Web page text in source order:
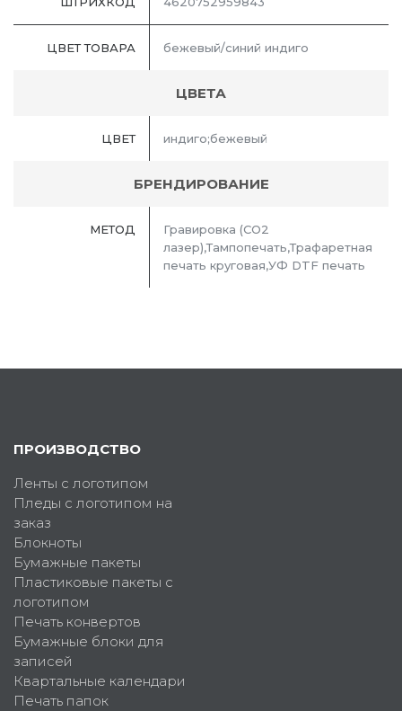
ЦВЕТ ТОВАРА бежевый/синий индиго
ЦВЕТА
ЦВЕТ индиго;бежевый
БРЕНДИРОВАНИЕ
МЕТОД
Гравировка (CO2
лазер),Тампопечать,Трафаретная
печать круговая,УФ DTF печать
ПРОИЗВОДСТВО
Ленты с логотипом
Пледы с логотипом на
заказ
Блокноты
Бумажные пакеты
Пластиковые пакеты с
логотипом
Печать конвертов
Бумажные блоки для
записей
Квартальные календари
Печать папок